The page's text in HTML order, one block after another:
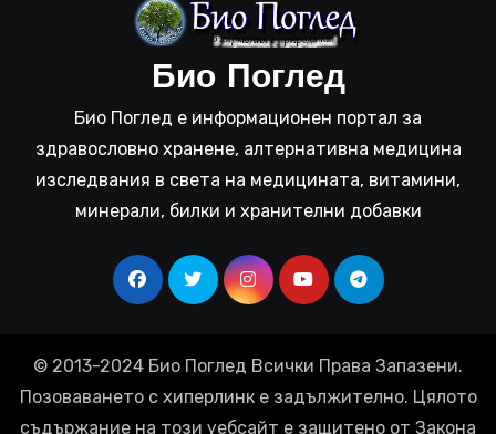
Био Поглед
Био Поглед е информационен портал за
здравословно хранене, алтернативна медицина
изследвания в света на медицината, витамини,
минерали, билки и хранителни добавки
© 2013-2024 Био Поглед Всички Права Запазени.
Позоваването с хиперлинк е задължително. Цялото
съдържание на този уебсайт е защитено от Закона